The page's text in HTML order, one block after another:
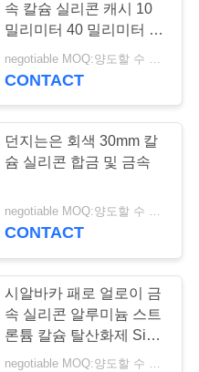
속 칼슘 실리콘 캐시 10
밀리미터 40 밀리미터 캐
시 덩어리
negotiable MOQ:양도할 수 있는
CONTACT
던지는은 회색 30mm 칼
슘 실리콘 합금 및 금속
negotiable MOQ:양도할 수 있는
CONTACT
시알바카 패로 얼로이 금
속 실리콘 알루미늄 스트
론튬 칼슘 탈산화제 Si
negotiable MOQ:양도할 수 있는